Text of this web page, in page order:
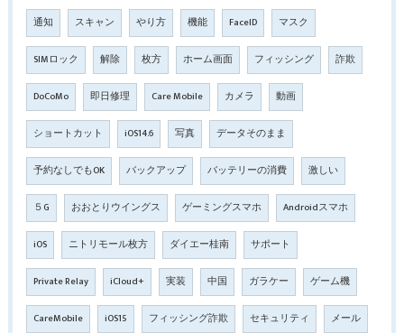
通知 スキャン やり方 機能 FaceID マスク
SIMロック 解除 枚方 ホーム画面 フィッシング 詐欺
DoCoMo 即日修理 Care Mobile カメラ 動画
ショートカット iOS14.6 写真 データそのまま
予約なしでもOK バックアップ バッテリーの消費 激しい
５G おおとりウイングス ゲーミングスマホ Androidスマホ
iOS ニトリモール枚方 ダイエー桂南 サポート
Private Relay iCloud+ 実装 中国 ガラケー ゲーム機
CareMobile iOS15 フィッシング詐欺 セキュリティ メール